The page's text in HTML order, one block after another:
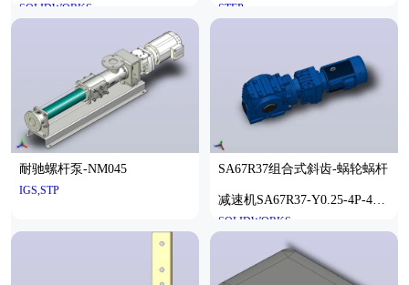
SOLIDWORKS
-P1K-N3
STEP
耐驰螺杆泵-NM045
IGS,STP
SA67R37组合式斜齿-蜗轮蜗杆
减速机SA67R37-Y0.25-4P-424-
M1-0°-A
SOLIDWORKS